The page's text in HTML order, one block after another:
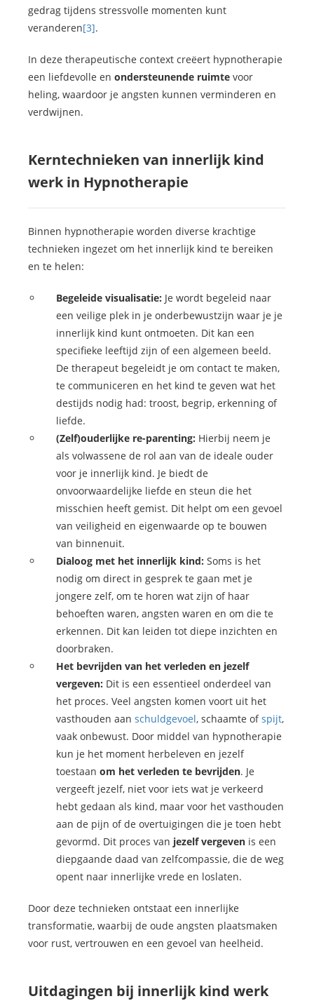
gedrag tijdens stressvolle momenten kunt
veranderen[3].
In deze therapeutische context creëert hypnotherapie
een liefdevolle en ondersteunende ruimte voor
heling, waardoor je angsten kunnen verminderen en
verdwijnen.
Kerntechnieken van innerlijk kind
werk in Hypnotherapie
Binnen hypnotherapie worden diverse krachtige
technieken ingezet om het innerlijk kind te bereiken
en te helen:
Begeleide visualisatie: Je wordt begeleid naar
een veilige plek in je onderbewustzijn waar je je
innerlijk kind kunt ontmoeten. Dit kan een
specifieke leeftijd zijn of een algemeen beeld.
De therapeut begeleidt je om contact te maken,
te communiceren en het kind te geven wat het
destijds nodig had: troost, begrip, erkenning of
liefde.
(Zelf)ouderlijke re-parenting: Hierbij neem je
als volwassene de rol aan van de ideale ouder
voor je innerlijk kind. Je biedt de
onvoorwaardelijke liefde en steun die het
misschien heeft gemist. Dit helpt om een gevoel
van veiligheid en eigenwaarde op te bouwen
van binnenuit.
Dialoog met het innerlijk kind: Soms is het
nodig om direct in gesprek te gaan met je
jongere zelf, om te horen wat zijn of haar
behoeften waren, angsten waren en om die te
erkennen. Dit kan leiden tot diepe inzichten en
doorbraken.
Het bevrijden van het verleden en jezelf
vergeven: Dit is een essentieel onderdeel van
het proces. Veel angsten komen voort uit het
vasthouden aan schuldgevoel, schaamte ofspijt,
vaak onbewust. Door middel van hypnotherapie
kun je het moment herbeleven en jezelf
toestaanom het verleden te bevrijden. Je
vergeeft jezelf, niet voor iets wat je verkeerd
hebt gedaan als kind, maar voor het vasthouden
aan de pijn of de overtuigingen die je toen hebt
gevormd. Dit proces van jezelf vergeven is een
diepgaande daad van zelfcompassie, die de weg
opent naar innerlijke vrede en loslaten.
Door deze technieken ontstaat een innerlijke
transformatie, waarbij de oude angsten plaatsmaken
voor rust, vertrouwen en een gevoel van heelheid.
Uitdagingen bij innerlijk kind werk